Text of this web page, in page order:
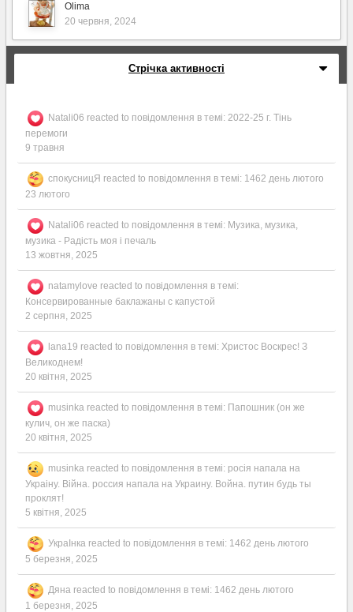
Olima
20 червня, 2024
Стрічка активності
Natali06 reacted to повідомлення в темі: 2022-25 г. Тінь
перемоги
9 травня
спокусницЯ reacted to повідомлення в темі: 1462 день лютого
23 лютого
Natali06 reacted to повідомлення в темі: Музика, музика,
музика - Радість моя і печаль
13 жовтня, 2025
natamylove reacted to повідомлення в темі:
Консервированные баклажаны с капустой
2 серпня, 2025
lana19 reacted to повідомлення в темі: Христос Воскрес! З
Великоднем!
20 квітня, 2025
musinka reacted to повідомлення в темі: Папошник (он же
кулич, он же паска)
20 квітня, 2025
musinka reacted to повідомлення в темі: росія напала на
Украіну. Війна. россия напала на Украину. Война. путин будь ты
проклят!
5 квітня, 2025
УкраІнка reacted to повідомлення в темі: 1462 день лютого
5 березня, 2025
Дяна reacted to повідомлення в темі: 1462 день лютого
1 березня, 2025